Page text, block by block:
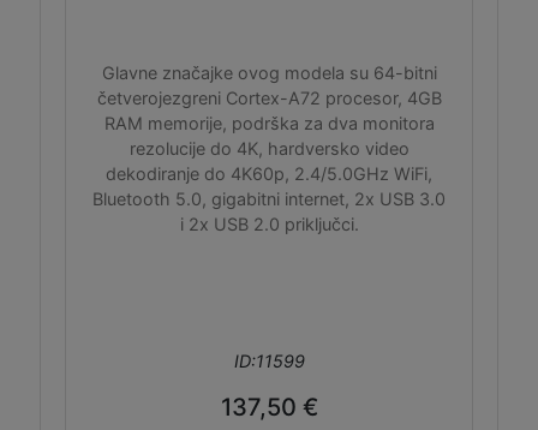
Glavne značajke ovog modela su 64-bitni
četverojezgreni Cortex-A72 procesor, 4GB
RAM memorije, podrška za dva monitora
rezolucije do 4K, hardversko video
dekodiranje do 4K60p, 2.4/5.0GHz WiFi,
Bluetooth 5.0, gigabitni internet, 2x USB 3.0
i 2x USB 2.0 priključci.
ID:11599
137,50 €